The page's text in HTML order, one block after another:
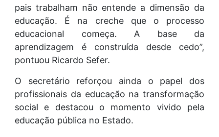
pais trabalham não entende a dimensão da
educação. É na creche que o processo
educacional começa. A base da
aprendizagem é construída desde cedo”,
pontuou Ricardo Sefer.
O secretário reforçou ainda o papel dos
profissionais da educação na transformação
social e destacou o momento vivido pela
educação pública no Estado.